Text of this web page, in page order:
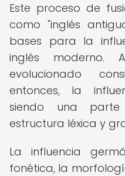
Este proceso de
como "inglés
bases para la
inglés moderno.
evolucionado
entonces, la
siendo una
estructura léxica y
La influencia
fonética, la